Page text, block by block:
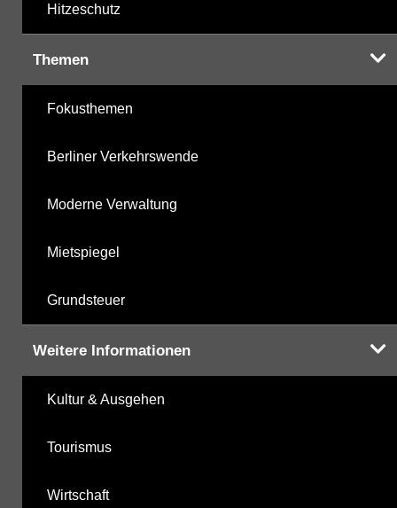
Hitzeschutz
Themen
Fokusthemen
Berliner Verkehrswende
Moderne Verwaltung
Mietspiegel
Grundsteuer
Weitere Informationen
Kultur & Ausgehen
Tourismus
Wirtschaft